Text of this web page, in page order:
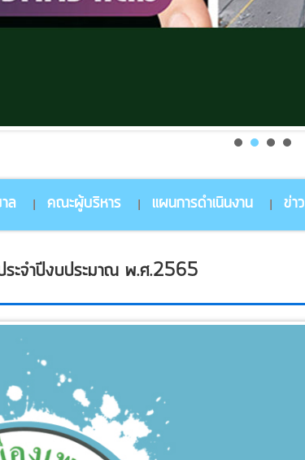
ล คณะผู้บริหาร แผนการดำเนินงาน ข่า
ะจำปีงบประมาณ พ.ศ.2565